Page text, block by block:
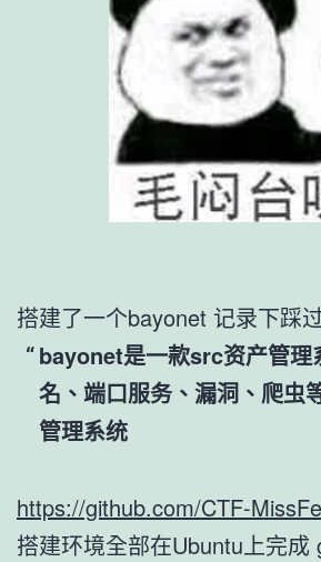
搭建了一个bayonet 记录下踩
bayonet是一款src资产管理
名、端口服务、漏洞、爬虫
管理系统
https://github.com/CTF-
搭建环境全部在Ubuntu上完成